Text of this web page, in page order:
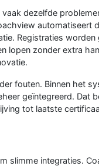
dezelfde
automatiseert
Registraties worden
lopen zonder extra
fouten. Binnen het
geïntegreerd. Dat
tot laatste
slimme integraties.